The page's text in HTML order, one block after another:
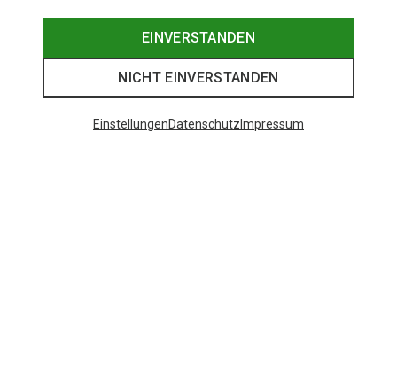
EINVERSTANDEN
NICHT EINVERSTANDEN
EinstellungenDatenschutz Impressum